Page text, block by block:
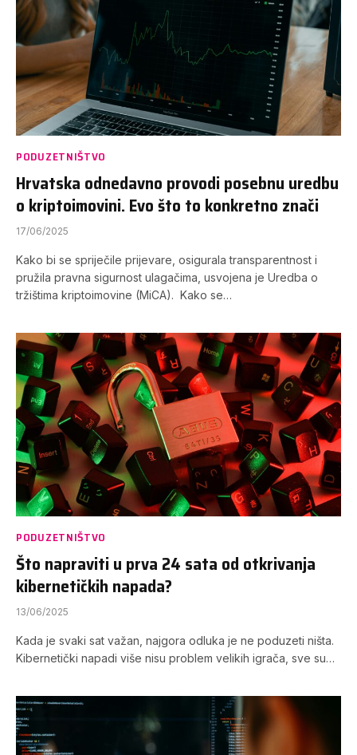
PODUZETNIŠTVO
Hrvatska odnedavno provodi posebnu uredbu
o kriptoimovini. Evo što to konkretno znači
17/06/2025
Kako bi se spriječile prijevare, osigurala transparentnost i
pružila pravna sigurnost ulagačima, usvojena je Uredba o
tržištima kriptoimovine (MiCA). Kako se…
PODUZETNIŠTVO
Što napraviti u prva 24 sata od otkrivanja
kibernetičkih napada?
13/06/2025
Kada je svaki sat važan, najgora odluka je ne poduzeti ništa.
Kibernetički napadi više nisu problem velikih igrača, sve su…